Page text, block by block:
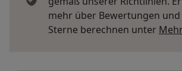
mehr über Bewertungen
Sterne berechnen unter